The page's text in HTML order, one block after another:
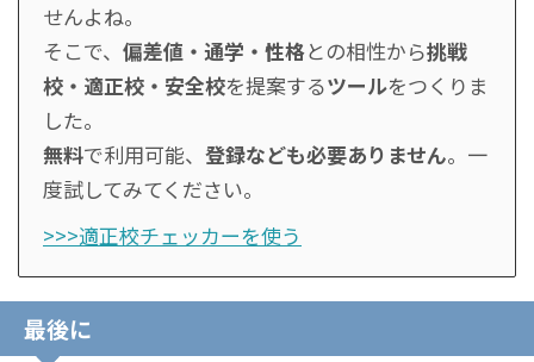
せんよね。
そこで、 偏差値・通学・性格との相性から挑戦
校・適正校・安全校を提案するツールをつくりま
した。
無料で利用可能、 登録なども必要ありません。一
度試してみてください。
>>>適正校チェッカーを使う
最後に